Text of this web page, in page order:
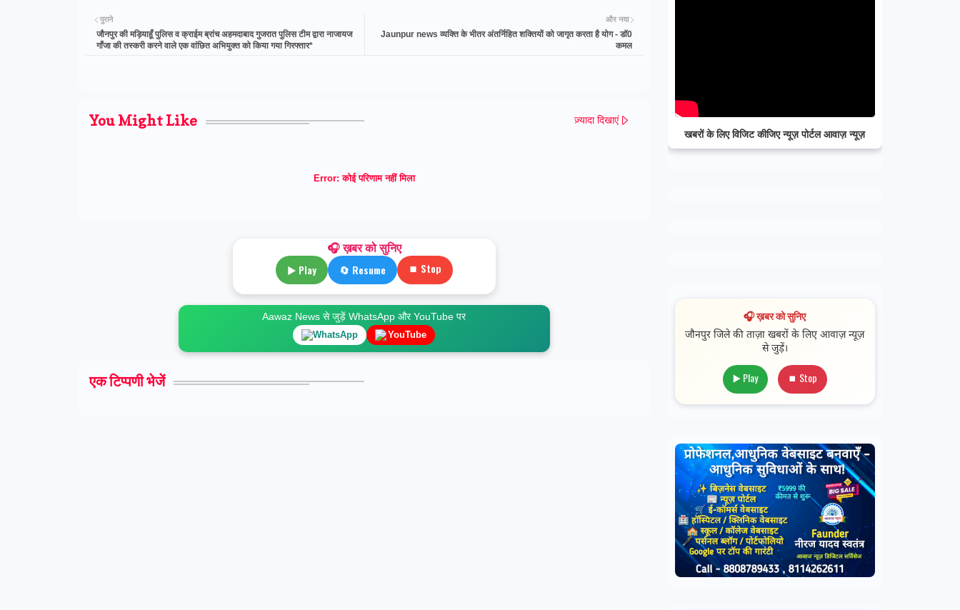
और नया
Jaunpur news व्यक्ति के भीतर अंतर्निहित शक्तियों को जागृत करता है योग - डॉ0
कमल
पुराने
जौनपुर की मड़ियाहूँ पुलिस व क्राईम ब्रांच अहमदाबाद गुजरात पुलिस टीम द्वारा नाजायज
गाँजा की तस्करी करने वाले एक वांछित अभियुक्त को किया गया गिरफ्तार*
You Might Like ज़्यादा दिखाएं
Error: कोई परिणाम नहीं मिला
🎧 ख़बर को सुनिए
▶ Play 🔄 Resume ⏹ Stop
Aawaz News से जुड़ें WhatsApp और YouTube पर
WhatsApp YouTube
एक टिप्पणी भेजें
खबरों के लिए विजिट कीजिए न्यूज़ पोर्टल आवाज़ न्यूज़
🎧 ख़बर को सुनिए
जौनपुर जिले की ताज़ा खबरों के लिए आवाज़ न्यूज़
से जुड़ें।
▶️ Play ⏹ Stop